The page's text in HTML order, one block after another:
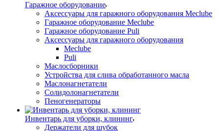
Гаражное оборудование
Аксессуары для гаражного оборудования Meclube
Гаражное оборудование Meclube
Гаражное оборудование Puli
Аксессуары для гаражного оборудования
Meclube
Puli
Маслосборники
Устройства для слива обработанного масла
Маслонагнетатели
Солидолонагнетатели
Пеногенераторы
Инвентарь для уборки, клининг
Держатели для шубок